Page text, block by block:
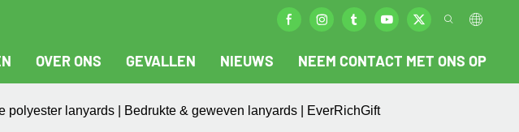
OVER ONS GEVALLEN NIEUWS NEEM CONTACT MET ONS OP
polyester lanyards | Bedrukte & geweven lanyards | EverRichGift